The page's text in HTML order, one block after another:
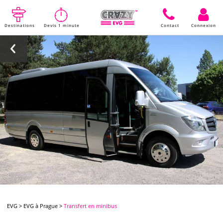
Destinations Devis 1 minute Contact Connexion
EVG > EVG à Prague >Transfert en minibus